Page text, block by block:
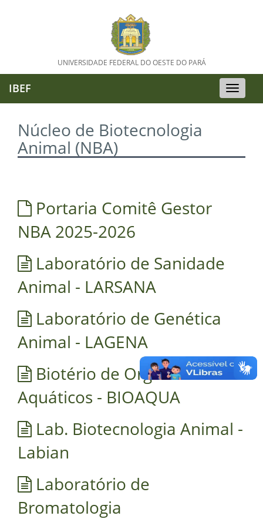
UNIVERSIDADE FEDERAL DO OESTE DO PARÁ
Toggle
IBEF
Núcleo de Biotecnologia
Animal (NBA)
Portaria Comitê Gestor
NBA 2025-2026
Laboratório de Sanidade
Animal - LARSANA
Laboratório de Genética
Animal - LAGENA
Biotério de Organismos
Aquáticos - BIOAQUA
Lab. Biotecnologia Animal -
Labian
Laboratório de
Bromatologia